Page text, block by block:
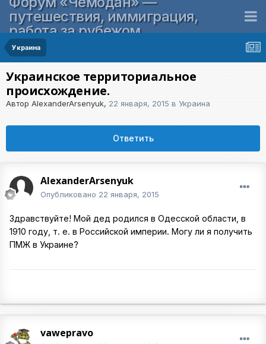
путешествия, иммиграция,
работа за рубежом
Украина
Украинское территориальное
происхождение.
Автор AlexanderArsenyuk, 22 января, 2015 в Украина
Ответить
AlexanderArsenyuk
Опубликовано 22 января, 2015
Здравствуйте! Мой дед родился в Одесской области, в
1910 году, т. е. в Российской империи. Могу ли я получить
ПМЖ в Украине?
vawepravo